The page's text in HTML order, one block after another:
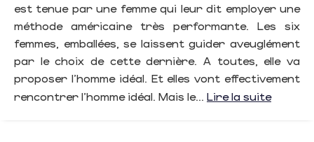
est tenue par une femme qui leur dit employer une
méthode américaine très performante. Les six
femmes, emballées, se laissent guider aveuglément
par le choix de cette dernière. A toutes, elle va
proposer l'homme idéal. Et elles vont effectivement
rencontrer l'homme idéal. Mais le... Lire la suite